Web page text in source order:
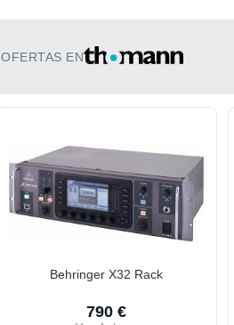
OFERTAS EN
Behringer X32 Rack
790 €